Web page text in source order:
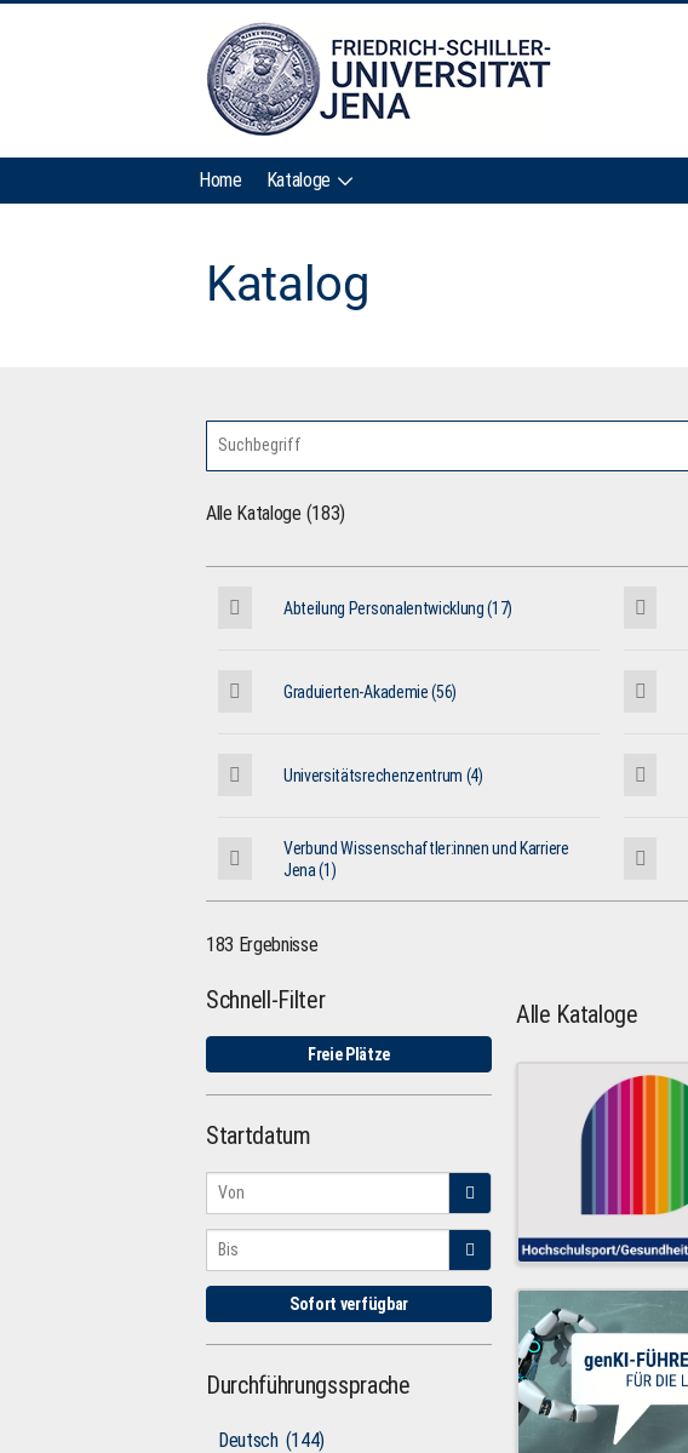
Home Kataloge
Katalog
Alle Kataloge (183)
Abteilung Personalentwicklung (17)
Graduierten-Akademie (56)
Universitätsrechenzentrum (4)
Verbund Wissenschaftler:innen und Karriere
Jena (1)
183 Ergebnisse
Schnell-Filter
Freie Plätze
Startdatum
Sofort verfügbar
Durchführungssprache
Deutsch (144)
Alle Kataloge